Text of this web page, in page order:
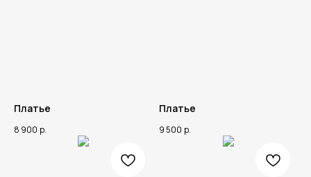
Платье
8 900 р.
Платье
9 500 р.